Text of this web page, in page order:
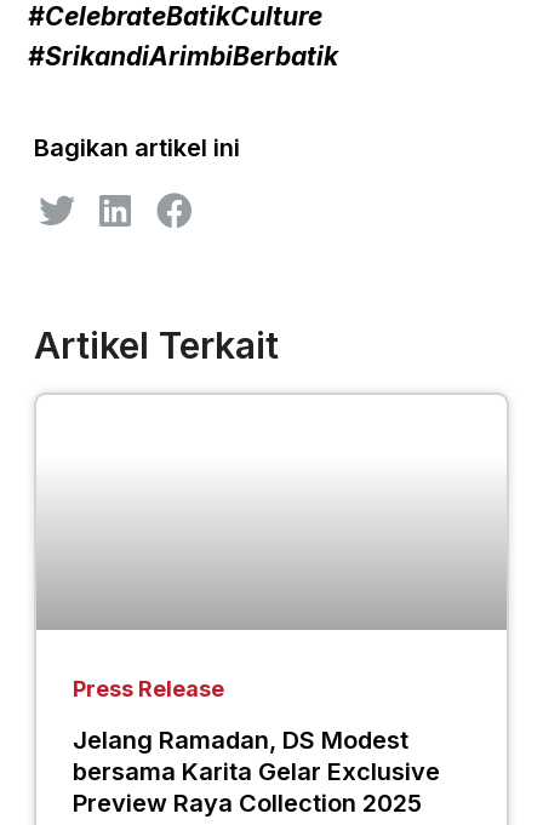
Bagikan artikel ini
#CelebrateBatikCulture
#SrikandiArimbiBerbatik
Artikel Terkait
Press Release
Jelang Ramadan, DS Modest
bersama Karita Gelar Exclusive
Preview Raya Collection 2025